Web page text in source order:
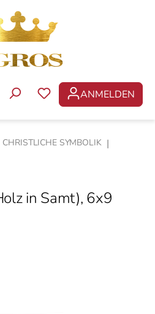
DU HAST 0
ANMELDEN
CHRISTLICHE SYMBOLIK |
in Samt), 6x9